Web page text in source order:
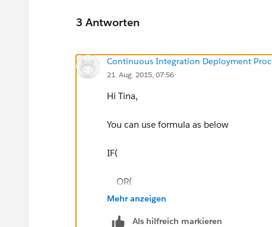
3 Antworten
Continuous Integration Deployment
21. Aug. 2015, 07:56
Hi Tina,
You can use formula as below
IF(
OR(
Mehr anzeigen
Als hilfreich markieren